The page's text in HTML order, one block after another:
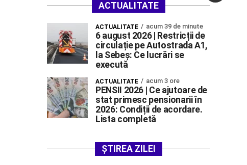
ACTUALITATE
ACTUALITATE acum 39 de minute
6 august 2026 | Restricții de
circulație pe Autostrada A1,
la Sebeș: Ce lucrări se
execută
ACTUALITATE acum 3 ore
PENSII 2026 | Ce ajutoare de
stat primesc pensionarii în
2026: Condiții de acordare.
Lista completă
ȘTIREA ZILEI